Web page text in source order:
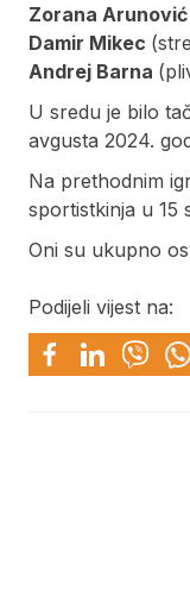
Zorana Arunović
Damir Mikec
Andrej Barna
U sredu je bilo
avgusta 2024.
Na prethodnim
sportistkinja u 15
Oni su ukupno
Podijeli vijest na: